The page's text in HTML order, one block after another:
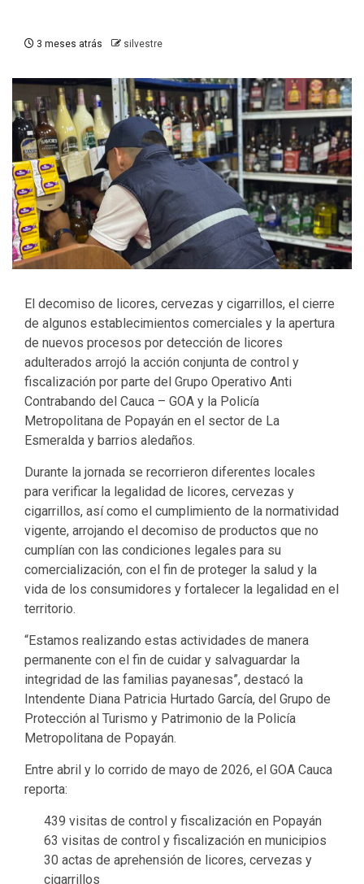
3 meses atrás silvestre
El decomiso de licores, cervezas y cigarrillos, el cierre
de algunos establecimientos comerciales y la apertura
de nuevos procesos por detección de licores
adulterados arrojó la acción conjunta de control y
fiscalización por parte del Grupo Operativo Anti
Contrabando del Cauca – GOA y la Policía
Metropolitana de Popayán en el sector de La
Esmeralda y barrios aledaños.
Durante la jornada se recorrieron diferentes locales
para verificar la legalidad de licores, cervezas y
cigarrillos, así como el cumplimiento de la normatividad
vigente, arrojando el decomiso de productos que no
cumplían con las condiciones legales para su
comercialización, con el fin de proteger la salud y la
vida de los consumidores y fortalecer la legalidad en el
territorio.
“Estamos realizando estas actividades de manera
permanente con el fin de cuidar y salvaguardar la
integridad de las familias payanesas”, destacó la
Intendente Diana Patricia Hurtado García, del Grupo de
Protección al Turismo y Patrimonio de la Policía
Metropolitana de Popayán.
Entre abril y lo corrido de mayo de 2026, el GOA Cauca
reporta:
439 visitas de control y fiscalización en Popayán
63 visitas de control y fiscalización en municipios
30 actas de aprehensión de licores, cervezas y
cigarrillos